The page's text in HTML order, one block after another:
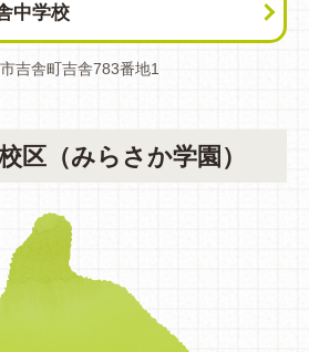
中学校
吉舎町吉舎783番地1
区（みらさか学園）